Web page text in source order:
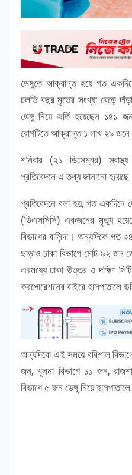
ডেঙ্গুতে আক্রান্ত হয়ে গত
চলতি বছর মৃতের সংখ্যা বেড়ে
ডেঙ্গু নিয়ে ভর্তি হয়েছেন ১৪১
রোগটিতে আক্রান্ত ১ লাখ ২৯ জনে
শনিবার (২১ ডিসেম্বর)
প্রতিবেদনে এ তথ্য জানানো
প্রতিবেদনে বলা হয়, গত একদিনে
(ডিএসসিসি) একজনের মৃত্যু
বিভাগের বাসিন্দা। অন্যদিকে গত
ছাড়াও ঢাকা বিভাগে মোট ৯২ জন
এরমধ্যে ঢাকা উত্তর ও দক্ষিণ
করপোরেশনের বাইরে হাসপাতালে
অন্যদিকে এই সময়ে বরিশাল
জন, খুলনা বিভাগে ১১ জন,
বিভাগে ৫ জন ডেঙ্গু নিয়ে